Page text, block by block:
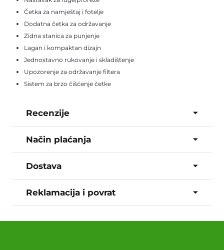
Četka za namještaj i fotelje
Dodatna četka za održavanje
Zidna stanica za punjenje
Lagan i kompaktan dizajn
Jednostavno rukovanje i skladištenje
Upozorenje za održavanje filtera
Sistem za brzo čišćenje četke
Recenzije
Način plaćanja
Dostava
Reklamacija i povrat